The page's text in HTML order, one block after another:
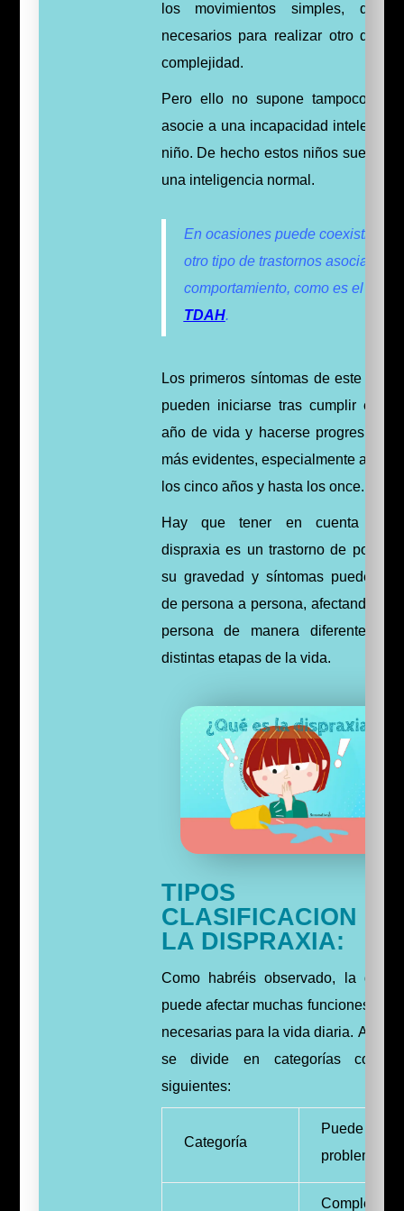
los movimientos simples, que
necesarios para realizar otro de
complejidad.
Pero ello no supone tampoco
asocie a una incapacidad intelectual
niño. De hecho estos niños suelen
una inteligencia normal.
En ocasiones puede coexistir con
otro tipo de trastornos asociados
comportamiento, como es el caso
TDAH.
Los primeros síntomas de este
pueden iniciarse tras cumplir el
año de vida y hacerse
más evidentes, especialmente a
los cinco años y hasta los once.
Hay que tener en cuenta
dispraxia es un trastorno de por
su gravedad y síntomas pueden
de persona a persona, afectando a
persona de manera diferente en
distintas etapas de la vida.
TIPOS
CLASIFICACION
LA DISPRAXIA:
Como habréis observado, la
puede afectar muchas funciones
necesarias para la vida diaria. A
se divide en categorías como
siguientes:
Categoría
Puede
problemas
Completar